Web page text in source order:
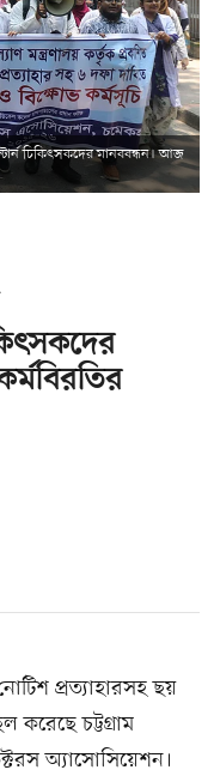
চিকিৎসকদের মানববন্ধন। আজ
প্রত্যাহারসহ ছয়
করেছে চট্টগ্রাম
অ্যাসোসিয়েশন।